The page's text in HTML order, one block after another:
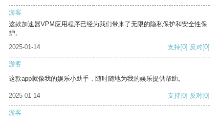
游客
这款加速器VPM应用程序已经为我们带来了无限的隐私保护和安全性保
护。
2025-01-14
支持[0] 反对[0]
游客
这款app就像我的娱乐小助手，随时随地为我的娱乐提供帮助。
2025-01-14 支持[0] 反对[0]
游客